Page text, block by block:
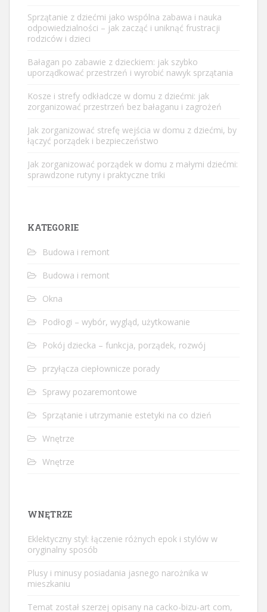
Sprzątanie z dziećmi jako wspólna zabawa i nauka
odpowiedzialności – jak zacząć i uniknąć frustracji
rodziców i dzieci
Bałagan po zabawie z dzieckiem: jak szybko
uporządkować przestrzeń i wyrobić nawyk sprzątania
Kosze i strefy odkładcze w domu z dziećmi: jak
zorganizować przestrzeń bez bałaganu i zagrożeń
Jak zorganizować strefę wejścia w domu z dziećmi, by
łączyć porządek i bezpieczeństwo
Jak zorganizować porządek w domu z małymi dziećmi:
sprawdzone rutyny i praktyczne triki
KATEGORIE
Budowa i remont
Budowa i remont
Okna
Podłogi – wybór, wygląd, użytkowanie
Pokój dziecka – funkcja, porządek, rozwój
przyłącza ciepłownicze porady
Sprawy pozaremontowe
Sprzątanie i utrzymanie estetyki na co dzień
Wnętrze
Wnętrze
WNĘTRZE
Eklektyczny styl: łączenie różnych epok i stylów w
oryginalny sposób
Plusy i minusy posiadania jasnego narożnika w
mieszkaniu
Temat został szerzej opisany na cacko-bizu-art com,